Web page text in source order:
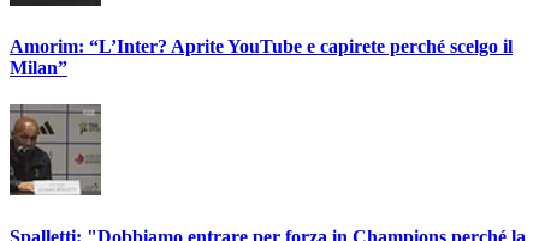
Amorim: “L’Inter? Aprite YouTube e capirete perché scelgo il
Milan”
Spalletti: "Dobbiamo entrare per forza in Champions perché la